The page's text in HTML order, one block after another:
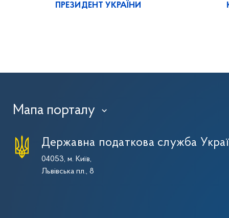
ПРЕЗИДЕНТ УКРАЇНИ
Мапа порталу ›
Державна податкова служба
04053, м. Київ,
Львівська пл., 8